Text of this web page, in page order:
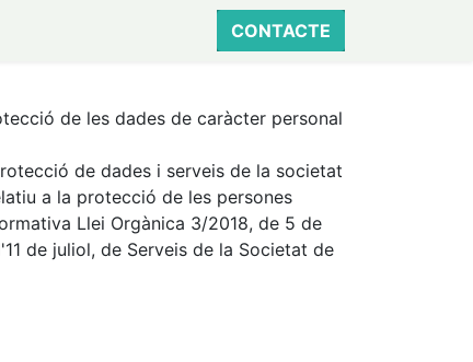
CONTACTE
de les dades de caràcter personal
de dades i serveis de la societat
a la protecció de les persones
Llei Orgànica 3/2018, de 5 de
de juliol, de Serveis de la Societat de